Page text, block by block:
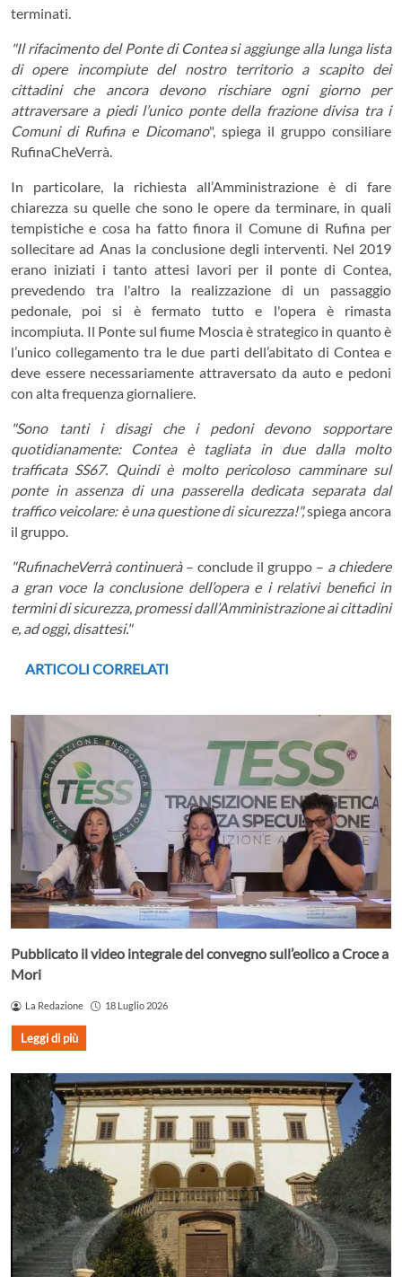
terminati.
"Il rifacimento del Ponte di Contea si aggiunge alla lunga lista
di opere incompiute del nostro territorio a scapito dei
cittadini che ancora devono rischiare ogni giorno per
attraversare a piedi l’unico ponte della frazione divisa tra i
Comuni di Rufina e Dicomano", spiega il gruppo consiliare
RufinaCheVerrà.
In particolare, la richiesta all’Amministrazione è di fare
chiarezza su quelle che sono le opere da terminare, in quali
tempistiche e cosa ha fatto finora il Comune di Rufina per
sollecitare ad Anas la conclusione degli interventi. Nel 2019
erano iniziati i tanto attesi lavori per il ponte di Contea,
prevedendo tra l'altro la realizzazione di un passaggio
pedonale, poi si è fermato tutto e l'opera è rimasta
incompiuta. Il Ponte sul fiume Moscia è strategico in quanto è
l’unico collegamento tra le due parti dell’abitato di Contea e
deve essere necessariamente attraversato da auto e pedoni
con alta frequenza giornaliere.
"Sono tanti i disagi che i pedoni devono sopportare
quotidianamente: Contea è tagliata in due dalla molto
trafficata SS67. Quindi è molto pericoloso camminare sul
ponte in assenza di una passerella dedicata separata dal
traffico veicolare: è una questione di sicurezza!",spiega ancora
il gruppo.
"RufinacheVerrà continuerà– conclude il gruppo – a chiedere
a gran voce la conclusione dell’opera e i relativi benefici in
termini di sicurezza, promessi dall’Amministrazione ai cittadini
e, ad oggi, disattesi."
ARTICOLI CORRELATI
Pubblicato il video integrale del convegno sull’eolico a Croce a
Mori
La Redazione 18 Luglio 2026
Leggi di più